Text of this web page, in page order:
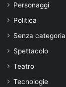
Personaggi
Politica
Senza categoria
Spettacolo
Teatro
Tecnologie